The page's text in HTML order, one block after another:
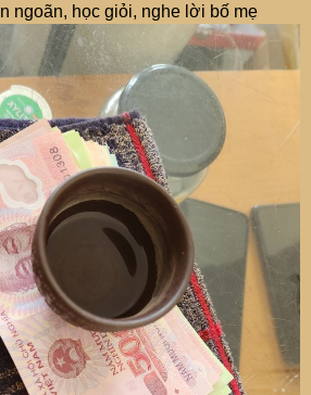
ngoãn, học giỏi, nghe lời bố mẹ